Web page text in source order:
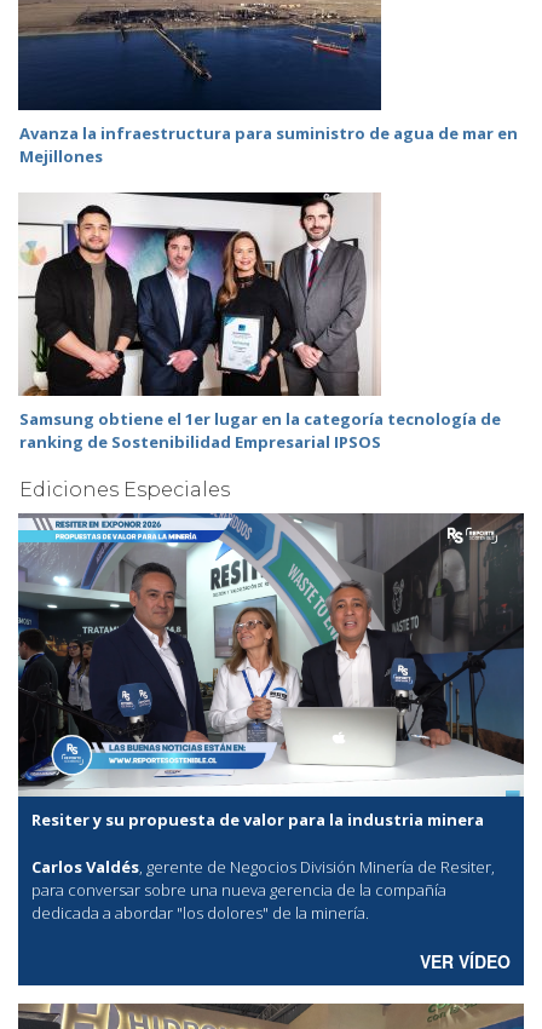
Avanza la infraestructura para suministro de agua de mar en
Mejillones
Samsung obtiene el 1er lugar en la categoría tecnología de
ranking de Sostenibilidad Empresarial IPSOS
Ediciones Especiales
Resiter y su propuesta de valor para la industria minera
Carlos Valdés, gerente de Negocios División Minería de Resiter,
para conversar sobre una nueva gerencia de la compañía
dedicada a abordar "los dolores" de la minería.
VER VÍDEO